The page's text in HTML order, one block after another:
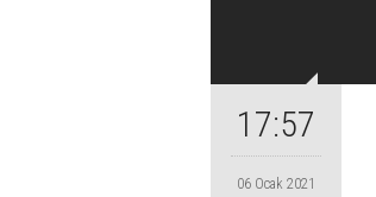
17:57
06 Ocak 2021